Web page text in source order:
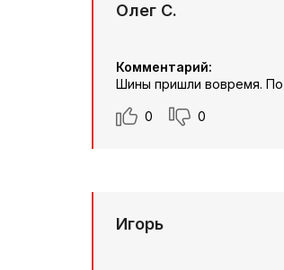
Олег С.
Комментарий:
Шины пришли вовремя.
0 0
Игорь